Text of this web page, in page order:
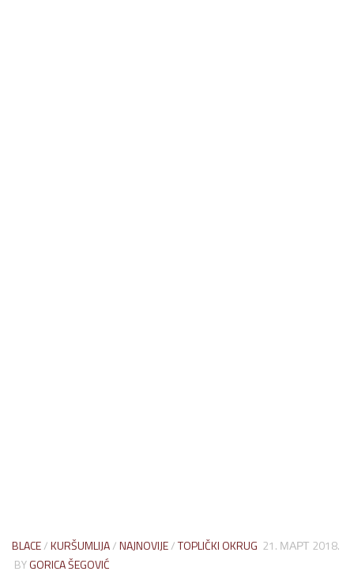
BLACE/KURŠUMLIJA/NAJNOVIJE/TOPLIČKI OKRUG 21. МАРТ 2018.
BYGORICA ŠEGOVIĆ